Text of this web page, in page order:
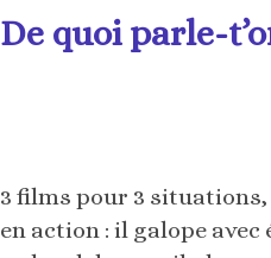
De quoi parle-
3 films pour 3 situations,
en action : il galope